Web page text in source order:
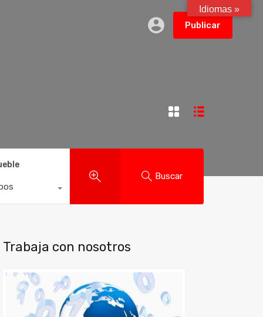
Publicar
Buscar
Trabaja con nosotros
Idiomas »